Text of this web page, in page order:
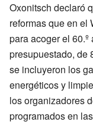
Oxonitsch declaró
reformas que en el
para acoger el
presupuestado, de
se incluyeron los
energéticos y
los organizadores
programados en